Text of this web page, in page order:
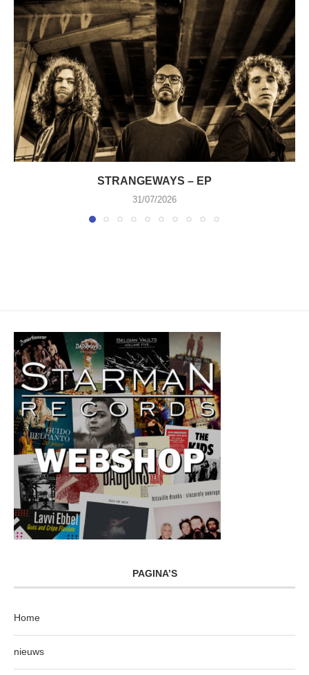
STRANGEWAYS – EP
31/07/2026
PAGINA’S
Home
nieuws